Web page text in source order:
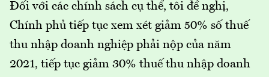
Đối với các chính sách cụ thể, tôi đề nghị,
Chính phủ tiếp tục xem xét giảm 50% số thuế
thu nhập doanh nghiệp phải nộp của năm
2021, tiếp tục giảm 30% thuế thu nhập doanh